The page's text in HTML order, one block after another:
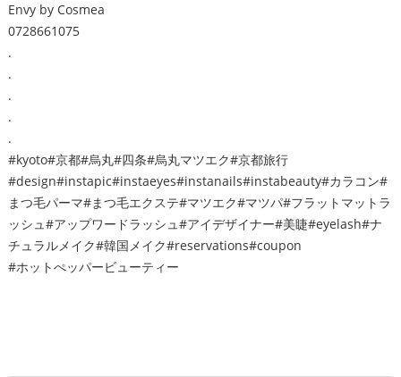
Envy by Cosmea
0728661075
.
.
.
.
.
#kyoto#京都#烏丸#四条#烏丸マツエク#京都旅行
#design#instapic#instaeyes#instanails#instabeauty#カラコン#
まつ毛パーマ#まつ毛エクステ#マツエク#マツパ#フラットマットラ
ッシュ#アップワードラッシュ#アイデザイナー#美睫#eyelash#ナ
チュラルメイク#韓国メイク#reservations#coupon
#ホットぺッパービューティー